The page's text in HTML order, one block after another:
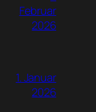
Februar
2026
1. Januar
2026